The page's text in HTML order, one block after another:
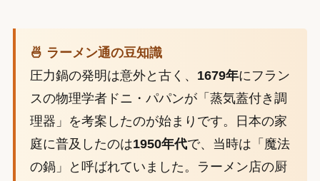
🍜 ラーメン通の豆知識
圧力鍋の発明は意外と古く、 1679年にフラン
スの物理学者ドニ・パパンが「蒸気蓋付き調
理器」を考案したのが始まりです。日本の家
庭に普及したのは1950年代で、当時は「魔法
の鍋」と呼ばれていました。ラーメン店の厨